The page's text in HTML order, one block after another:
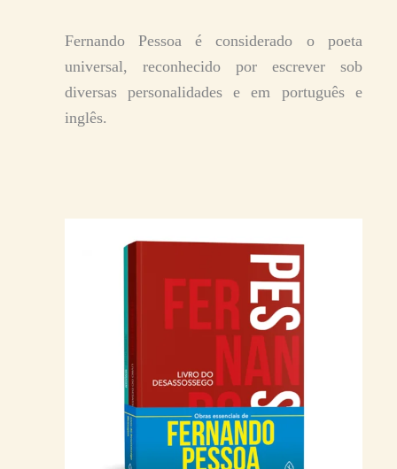
Fernando Pessoa é considerado o poeta
universal, reconhecido por escrever sob
diversas personalidades e em português e
inglês.